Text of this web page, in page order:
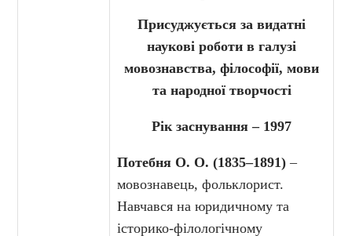
Присуджується за видатні
наукові роботи в галузі
мовознавства, філософії, мови
та народної творчості
Рік заснування – 1997
Потебня О. О. (1835–1891) –
мовознавець, фольклорист.
Навчався на юридичному та
історико-філологічному